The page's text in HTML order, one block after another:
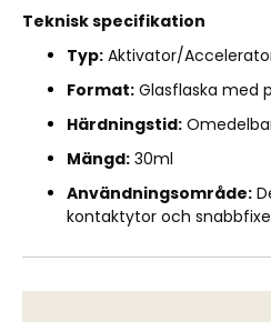
Teknisk specifikation
Typ: Aktivator/
Format: Glasflaska med
Härdningstid:
Mängd: 30ml
Användningsområde:
kontaktytor och